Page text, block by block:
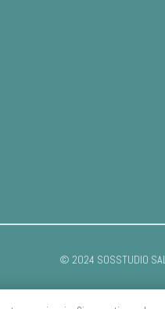
© 2024 SOSSTUDIO